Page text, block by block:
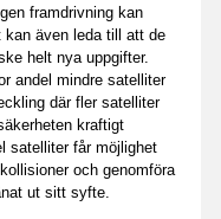
framdrivning kan
kan även leda till att de
helt nya uppgifter.
andel mindre satelliter
där fler satelliter
kraftigt
satelliter får möjlighet
och genomföra
ut sitt syfte.